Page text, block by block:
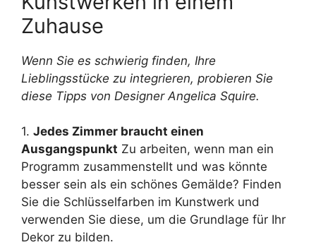
Zuhause
Wenn Sie es schwierig finden, Ihre
Lieblingsstücke zu integrieren, probieren Sie
diese Tipps von Designer Angelica Squire.
1. Jedes Zimmer braucht einen
Ausgangspunkt Zu arbeiten, wenn man ein
Programm zusammenstellt und was könnte
besser sein als ein schönes Gemälde? Finden
Sie die Schlüsselfarben im Kunstwerk und
verwenden Sie diese, um die Grundlage für Ihr
Dekor zu bilden.